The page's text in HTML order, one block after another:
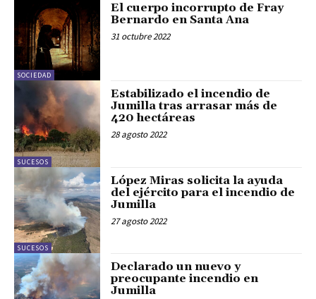
SOCIEDAD
El cuerpo incorrupto de Fray
Bernardo en Santa Ana
31 octubre 2022
SUCESOS
Estabilizado el incendio de
Jumilla tras arrasar más de
420 hectáreas
28 agosto 2022
SUCESOS
López Miras solicita la ayuda
del ejército para el incendio de
Jumilla
27 agosto 2022
Declarado un nuevo y
preocupante incendio en
Jumilla